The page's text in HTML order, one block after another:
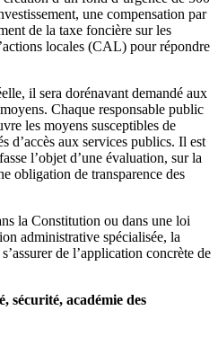
une compensation par
de la taxe foncière sur les
locales (CAL) pour répondre
il sera dorénavant demandé aux
Chaque responsable public
les moyens susceptibles de
d’accès aux services publics. Il est
l’objet d’une évaluation, sur la
obligation de transparence des
la Constitution ou dans une loi
administrative spécialisée, la
de l’application concrète de
sécurité, académie des